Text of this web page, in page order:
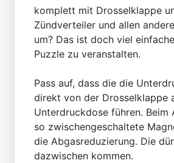
komplett mit Drosselklappe
Zündverteiler und allen
um? Das ist doch viel
Puzzle zu veranstalten.
Pass auf, dass die die
direkt von der Drosselklappe
Unterdruckdose führen. Beim
so zwischengeschaltete
die Abgasreduzierung. Die
dazwischen kommen.